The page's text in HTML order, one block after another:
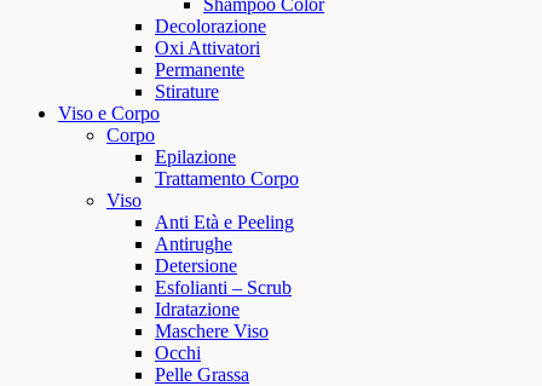
Shampoo Color
Decolorazione
Oxi Attivatori
Permanente
Stirature
Viso e Corpo
Corpo
Epilazione
Trattamento Corpo
Viso
Anti Età e Peeling
Antirughe
Detersione
Esfolianti – Scrub
Idratazione
Maschere Viso
Occhi
Pelle Grassa